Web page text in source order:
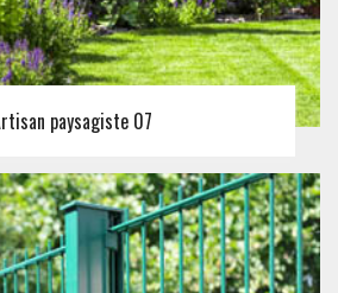
paysagiste 07